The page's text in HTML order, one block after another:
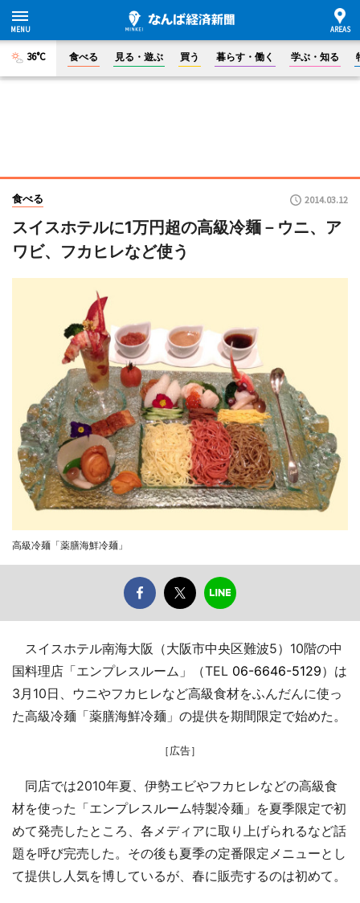
36°C 食べる 見る・遊ぶ 買う 暮らす・働く 学ぶ・知る
食べる 2014.03.12
スイスホテルに1万円超の高級冷麺－ウニ、ア
ワビ、フカヒレなど使う
高級冷麺「薬膳海鮮冷麺」
スイスホテル南海大阪（大阪市中央区難波5）10階の中
国料理店「エンプレスルーム」（TEL 06-6646-5129）は
3月10日、ウニやフカヒレなど高級食材をふんだんに使っ
た高級冷麺「薬膳海鮮冷麺」の提供を期間限定で始めた。
［広告］
同店では2010年夏、伊勢エビやフカヒレなどの高級食
材を使った「エンプレスルーム特製冷麺」を夏季限定で初
めて発売したところ、各メディアに取り上げられるなど話
題を呼び完売した。その後も夏季の定番限定メニューとし
て提供し人気を博しているが、春に販売するのは初めて。